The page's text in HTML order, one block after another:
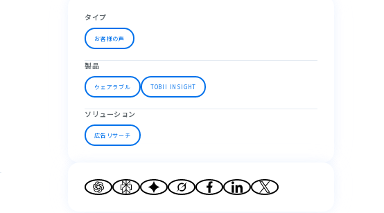
タイプ
お客様の声
製品
ウェアラブル TOBII INSIGHT
ソリューション
広告リサーチ